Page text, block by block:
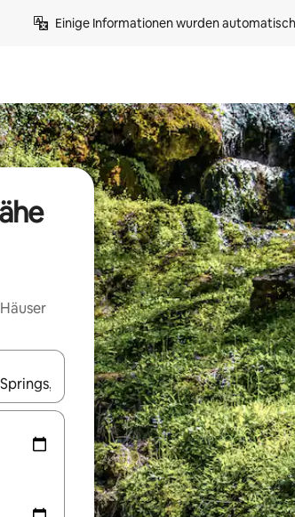
Einige Informationen wurden
mit den Pfeiltasten nach oben und unten oder